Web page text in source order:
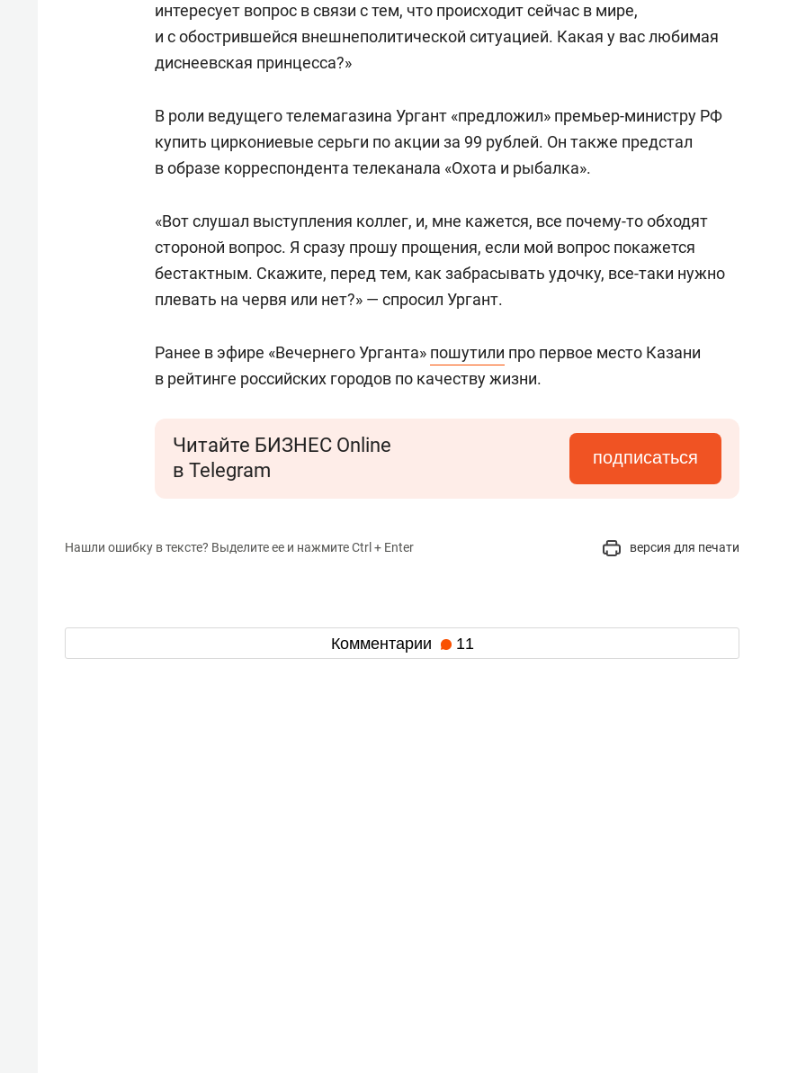
интересует вопрос в связи с тем, что происходит сейчас в мире,
и с обострившейся внешнеполитической ситуацией. Какая у вас любимая
диснеевская принцесса?»
В роли ведущего телемагазина Ургант «предложил» премьер-министру РФ
купить циркониевые серьги по акции за 99 рублей. Он также предстал
в образе корреспондента телеканала «Охота и рыбалка».
«Вот слушал выступления коллег, и, мне кажется, все почему-то обходят
стороной вопрос. Я сразу прошу прощения, если мой вопрос покажется
бестактным. Скажите, перед тем, как забрасывать удочку, все-таки нужно
плевать на червя или нет?» — спросил Ургант.
Ранее в эфире «Вечернего Урганта» пошутили про первое место Казани
в рейтинге российских городов по качеству жизни.
Читайте БИЗНЕС Online
в Telegram
подписаться
Нашли ошибку в тексте? Выделите ее и нажмите Ctrl + Enter версия для печати
Комментарии 11